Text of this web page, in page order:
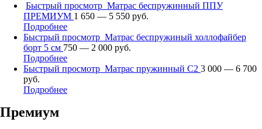
Быстрый просмотр Матрас беспружинный ППУ
ПРЕМИУМ 1 650 — 5 550 руб.
Подробнее
Быстрый просмотр Матрас беспружиный холлофайбер
борт 5 см 750 — 2 000 руб.
Подробнее
Быстрый просмотр Матрас пружинный С2 3 000 — 6 700
руб.
Подробнее
Премиум